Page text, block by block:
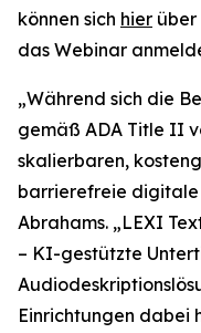
können sich hier über
das Webinar
„Während sich die
gemäß ADA Title II
skalierbaren,
barrierefreie digitale
Abrahams. „LEXI
– KI-gestützte
Einrichtungen dabei